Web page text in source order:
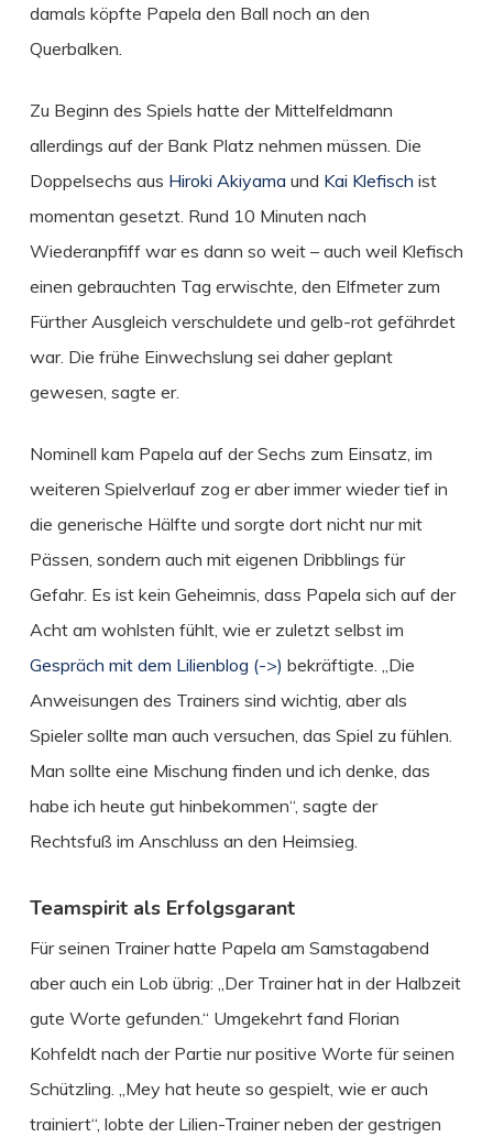
damals köpfte Papela den Ball noch an den
Querbalken.
Zu Beginn des Spiels hatte der Mittelfeldmann
allerdings auf der Bank Platz nehmen müssen. Die
Doppelsechs aus Hiroki Akiyama und Kai Klefisch ist
momentan gesetzt. Rund 10 Minuten nach
Wiederanpfiff war es dann so weit – auch weil Klefisch
einen gebrauchten Tag erwischte, den Elfmeter zum
Fürther Ausgleich verschuldete und gelb-rot gefährdet
war. Die frühe Einwechslung sei daher geplant
gewesen, sagte er.
Nominell kam Papela auf der Sechs zum Einsatz, im
weiteren Spielverlauf zog er aber immer wieder tief in
die generische Hälfte und sorgte dort nicht nur mit
Pässen, sondern auch mit eigenen Dribblings für
Gefahr. Es ist kein Geheimnis, dass Papela sich auf der
Acht am wohlsten fühlt, wie er zuletzt selbst im
Gespräch mit dem Lilienblog (->) bekräftigte. „Die
Anweisungen des Trainers sind wichtig, aber als
Spieler sollte man auch versuchen, das Spiel zu fühlen.
Man sollte eine Mischung finden und ich denke, das
habe ich heute gut hinbekommen“, sagte der
Rechtsfuß im Anschluss an den Heimsieg.
Teamspirit als Erfolgsgarant
Für seinen Trainer hatte Papela am Samstagabend
aber auch ein Lob übrig: „Der Trainer hat in der Halbzeit
gute Worte gefunden.“ Umgekehrt fand Florian
Kohfeldt nach der Partie nur positive Worte für seinen
Schützling. „Mey hat heute so gespielt, wie er auch
trainiert“, lobte der Lilien-Trainer neben der gestrigen